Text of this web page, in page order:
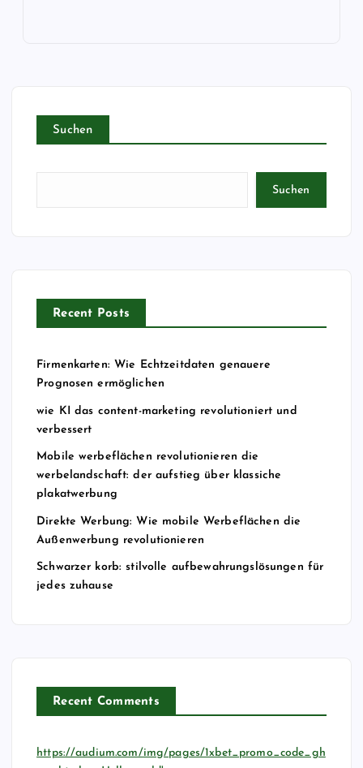
Suchen
Suchen
Recent Posts
Firmenkarten: Wie Echtzeitdaten genauere
Prognosen ermöglichen
wie KI das content-marketing revolutioniert und
verbessert
Mobile werbeflächen revolutionieren die
werbelandschaft: der aufstieg über klassiche
plakatwerbung
Direkte Werbung: Wie mobile Werbeflächen die
Außenwerbung revolutionieren
Schwarzer korb: stilvolle aufbewahrungslösungen für
jedes zuhause
Recent Comments
https://audium.com/img/pages/1xbet_promo_code_gh